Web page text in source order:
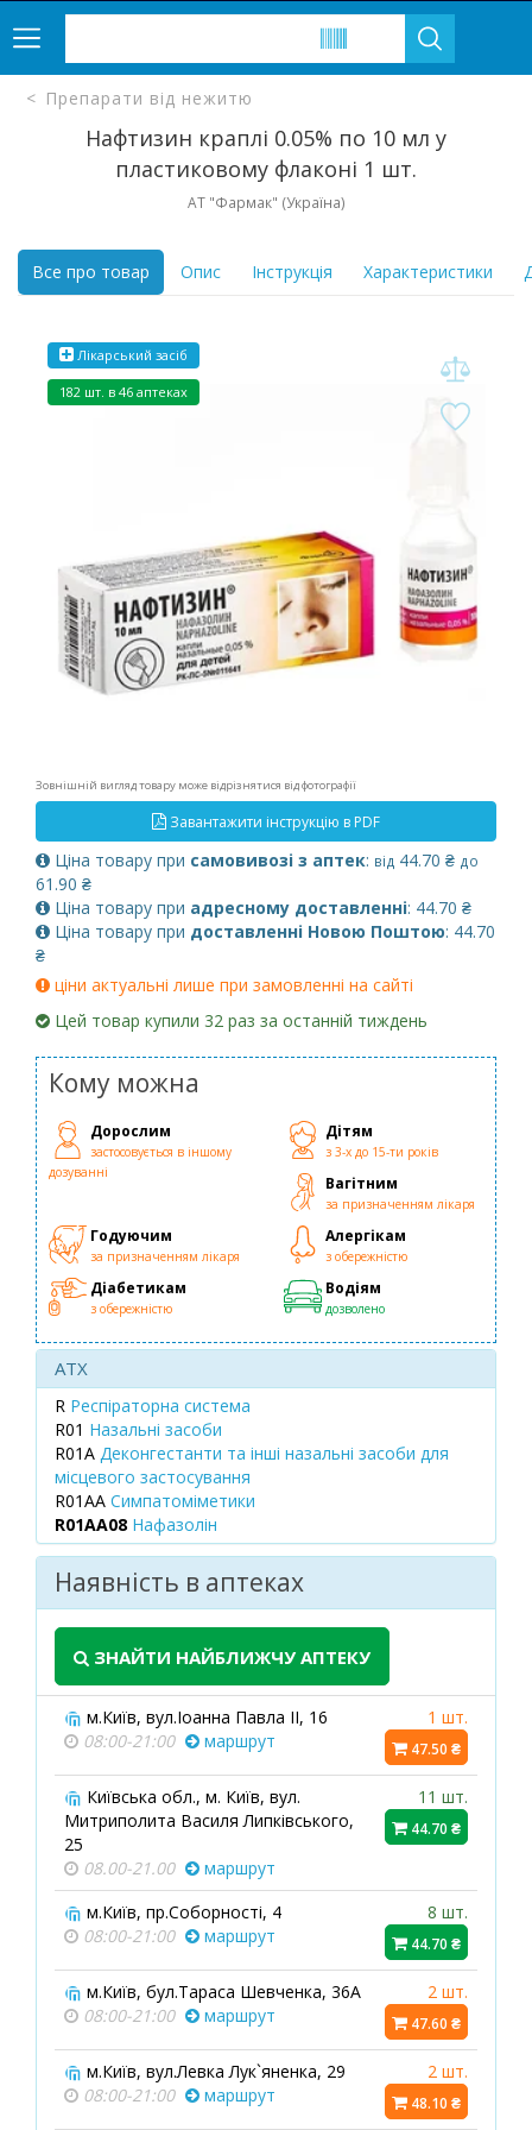
Препарати від нежитю
Нафтизин краплі 0.05% по 10 мл у
пластиковому флаконі 1 шт.
АТ "Фармак" (Україна)
Все про товар Опис Інструкція Характеристики
Лікарський засіб
182 шт. в 46 аптеках
Зовнішній вигляд товару може відрізнятися від фотографії
Завантажити інструкцію в PDF
Ціна товару при самовивозі з аптек: від 44.70 ₴ до
61.90 ₴
Ціна товару при адресному доставленні: 44.70 ₴
Ціна товару при доставленні Новою Поштою: 44.70
₴
ціни актуальні лише при замовленні на сайті
Цей товар купили 32 раз за останній тиждень
Кому можна
Дорослим
застосовується в іншому
дозуванні
Дітям
з 3-х до 15-ти років
Вагітним
за призначенням лікаря
Годуючим
за призначенням лікаря
Алергікам
з обережністю
Діабетикам
з обережністю
Водіям
дозволено
ATX
R Респіраторна система
R01 Назальні засоби
R01A Деконгестанти та інші назальні засоби для
місцевого застосування
R01AA Симпатоміметики
R01AA08 Нафазолін
Наявність в аптеках
ЗНАЙТИ НАЙБЛИЖЧУ АПТЕКУ
м.Київ, вул.Іоанна Павла ІІ, 16
08:00-21:00
маршрут
1 шт.
47.50 ₴
Київська обл., м. Київ, вул.
Митриполита Василя Липківського,
25
08.00-21.00
маршрут
11 шт.
44.70 ₴
м.Київ, пр.Соборності, 4
08:00-21:00
маршрут
8 шт.
44.70 ₴
м.Київ, бул.Тараса Шевченка, 36А
08:00-21:00
маршрут
2 шт.
47.60 ₴
м.Київ, вул.Левка Лук`яненка, 29
08:00-21:00
маршрут
2 шт.
48.10 ₴